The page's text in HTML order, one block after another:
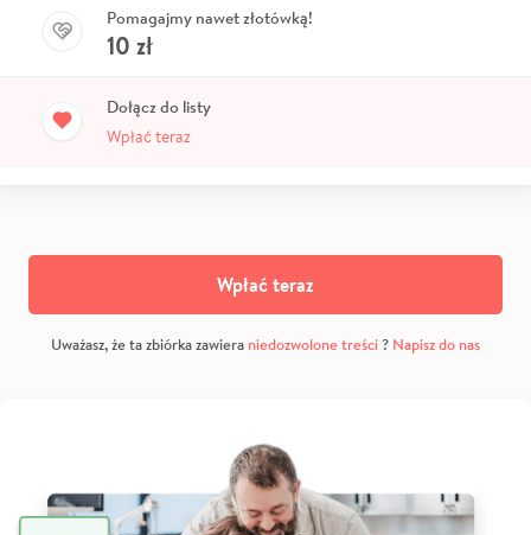
Pomagajmy nawet złotówką!
10 zł
Dołącz do listy
Wpłać teraz
Wpłać teraz
Uważasz, że ta zbiórka zawiera niedozwolone treści? Napisz do nas